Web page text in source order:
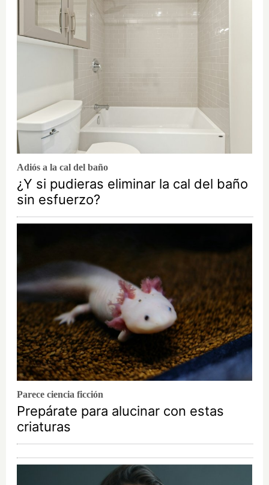
Adiós a la cal del baño
¿Y si pudieras eliminar la cal del baño
sin esfuerzo?
Parece ciencia ficción
Prepárate para alucinar con estas
criaturas